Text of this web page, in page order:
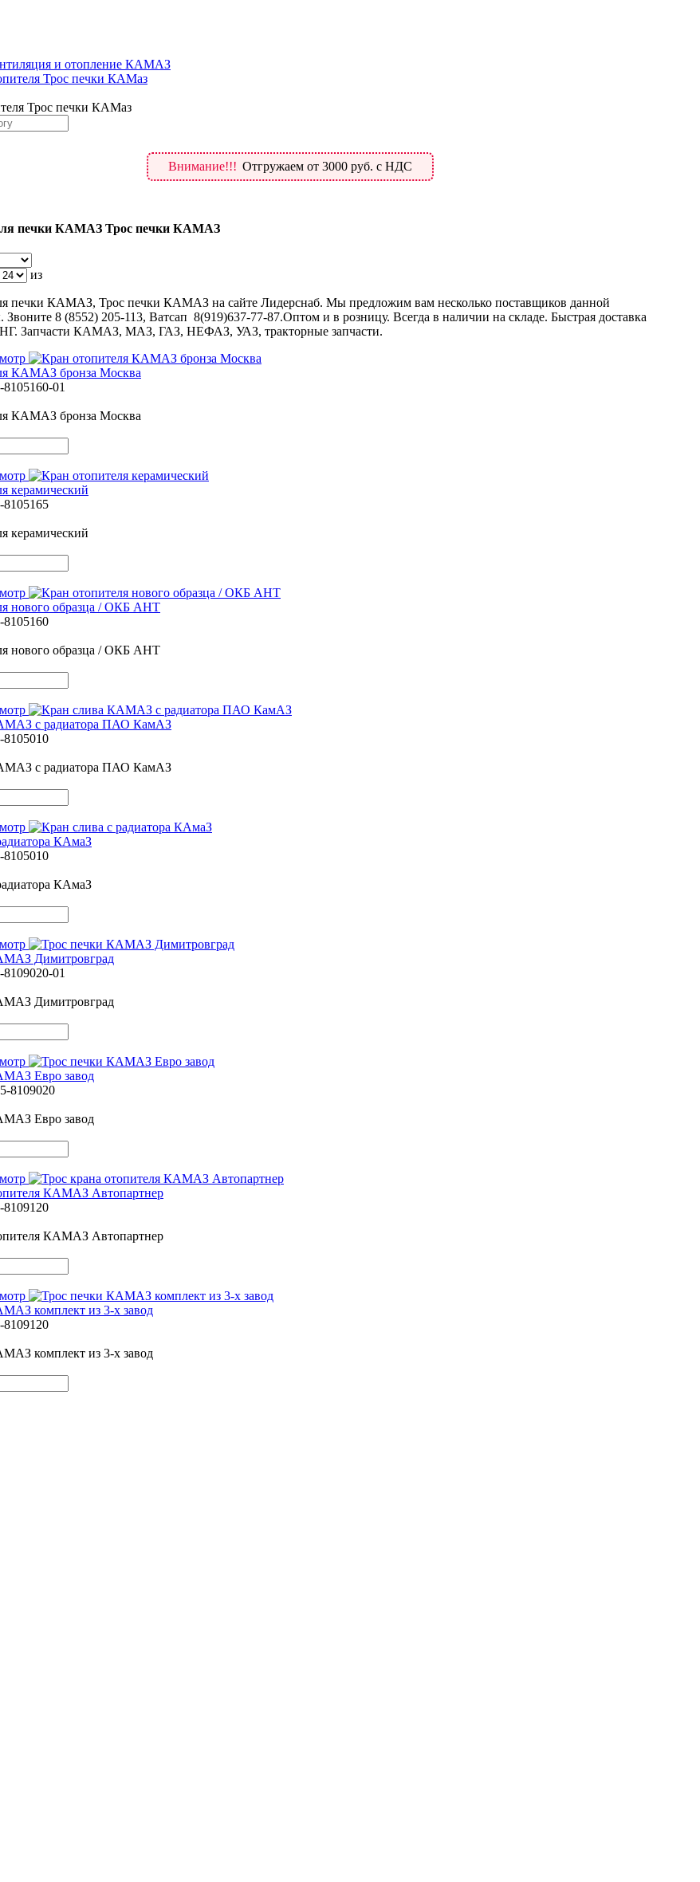
и отопление КАМАЗ
Трос печки КАМаз
Трос печки КАМаз
Внимание!!! Отгружаем от 3000 руб. с НДС
печки КАМАЗ Трос печки КАМАЗ
из
печки КАМАЗ, Трос печки КАМАЗ на сайте Лидерснаб. Мы предложим вам несколько поставщиков данной
Звоните 8 (8552) 205-113, Ватсап 8(919)637-77-87.Оптом и в розницу. Всегда в наличии на складе. Быстрая доставка
Запчасти КАМАЗ, МАЗ, ГАЗ, НЕФАЗ, УАЗ, тракторные запчасти.
КАМАЗ бронза Москва
8105160-01
КАМАЗ бронза Москва
керамический
8105165
керамический
нового образца / ОКБ АНТ
8105160
нового образца / ОКБ АНТ
с радиатора ПАО КамАЗ
8105010
с радиатора ПАО КамАЗ
КАмаЗ
8105010
КАмаЗ
Димитровград
8109020-01
Димитровград
Евро завод
8109020
Евро завод
КАМАЗ Автопартнер
8109120
КАМАЗ Автопартнер
комплект из 3-х завод
8109120
комплект из 3-х завод